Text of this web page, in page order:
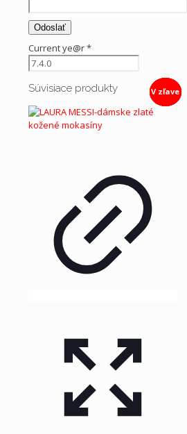
Current ye@r*
Súvisiace produkty V zľave
V zľave
V zľave
V zľave